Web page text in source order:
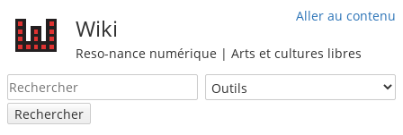
Aller au contenu
Wiki
Reso-nance numérique | Arts et cultures libres
Rechercher